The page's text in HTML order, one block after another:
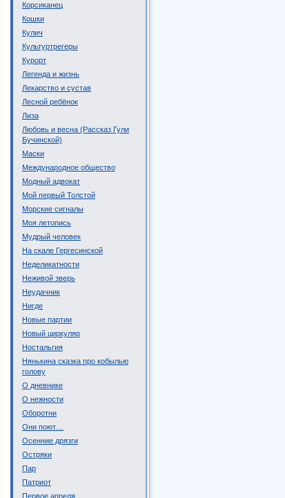
Корсиканец
Кошки
Кулич
Культуртрегеры
Курорт
Легенда и жизнь
Лекарство и сустав
Лесной ребёнок
Лиза
Любовь и весна (Рассказ Гули
Бучинской)
Маски
Международное общество
Модный адвокат
Мой первый Толстой
Морские сигналы
Моя летопись
Мудрый человек
На скале Гергесинской
Неделикатности
Неживой зверь
Неудачник
Нигде
Новые партии
Новый циркуляр
Ностальгия
Нянькина сказка про кобылью
голову
О дневнике
О нежности
Оборотни
Они поют…
Осенние дрязги
Остряки
Пар
Патриот
Первое апреля